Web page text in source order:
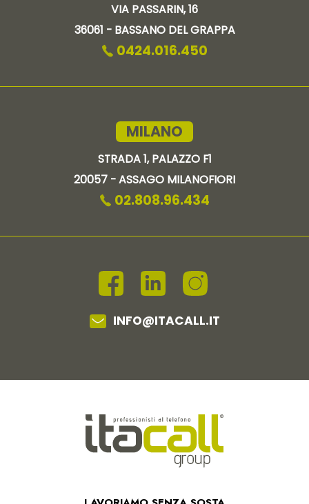
VIA PASSARIN, 16
36061 - BASSANO DEL GRAPPA
0424.016.450
MILANO
STRADA 1, PALAZZO F1
20057 - ASSAGO MILANOFIORI
02.808.96.434
INFO@ITACALL.IT